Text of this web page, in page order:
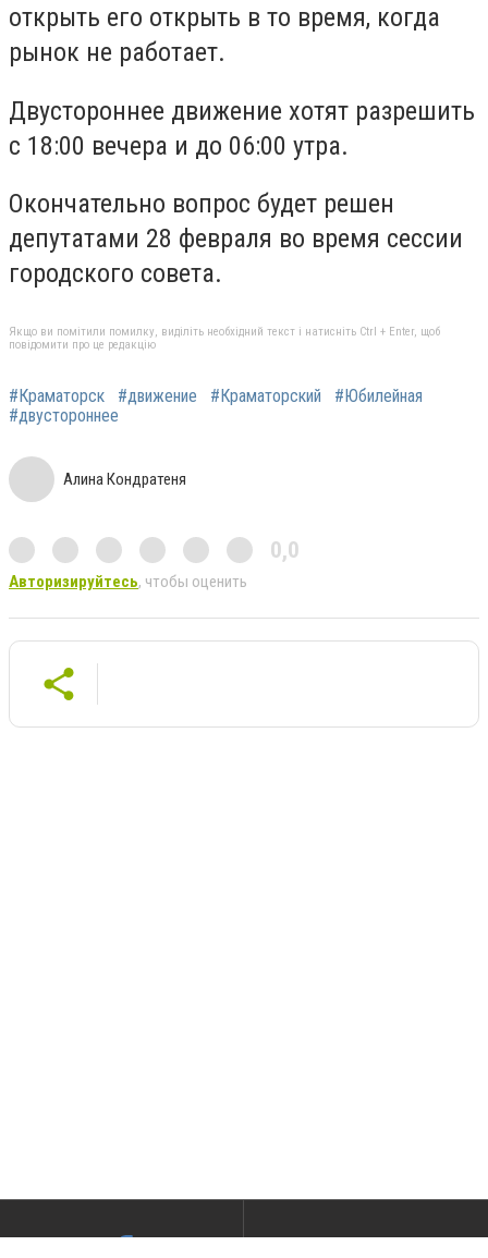
открыть его открыть в то время, когда
рынок не работает.
Двустороннее движение хотят разрешить
с 18:00 вечера и до 06:00 утра.
Окончательно вопрос будет решен
депутатами 28 февраля во время сессии
городского совета.
Якщо ви помітили помилку, виділіть необхідний текст і натисніть Ctrl + Enter, щоб
повідомити про це редакцію
#Краматорск #движение #Краматорский
#Юбилейная
#двустороннее
Алина Кондратеня
0,0
Авторизируйтесь, чтобы оценить